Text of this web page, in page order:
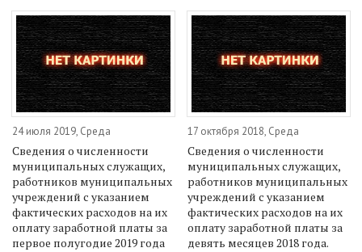
24 июля 2019, Среда
Сведения о численности
муниципальных служащих,
работников муниципальных
учреждений с указанием
фактических расходов на их
оплату заработной платы за
первое полугодие 2019 года
17 октября 2018, Среда
Сведения о численности
муниципальных служащих,
работников муниципальных
учреждений с указанием
фактических расходов на их
оплату заработной платы за
девять месяцев 2018 года.